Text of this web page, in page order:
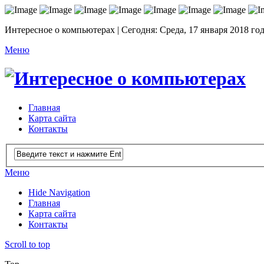
Интересное о компьютерах | Сегодня: Среда, 17 января 2018
Меню
Главная
Карта сайта
Контакты
Меню
Hide Navigation
Главная
Карта сайта
Контакты
Scroll to top